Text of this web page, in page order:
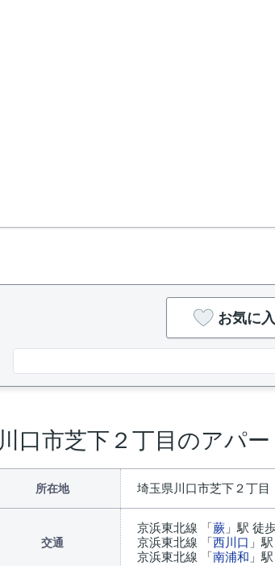
お気に
川口市芝下２丁目のアパ
所在地 埼玉県川口市芝下２丁目
交通
京浜東北線 「蕨 」駅 徒
京浜東北線 「西川口 」
京浜東北線 「南浦和 」